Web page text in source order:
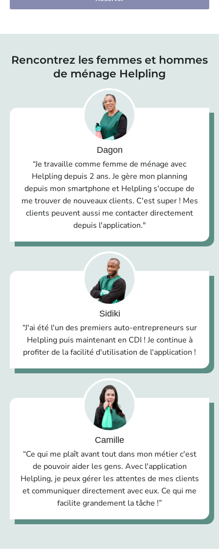
Rencontrez les femmes et hommes
de ménage Helpling
Dagon
“Je travaille comme femme de ménage avec
Helpling depuis 2 ans. Je gère mon planning
depuis mon smartphone et Helpling s'occupe de
me trouver de nouveaux clients. C'est super ! Mes
clients peuvent aussi me contacter directement
depuis l'application."
Sidiki
“J'ai été l'un des premiers auto-entrepreneurs sur
Helpling puis maintenant en CDI ! Je continue à
profiter de la facilité d'utilisation de l'application !
Camille
“Ce qui me plaît avant tout dans mon métier c'est
de pouvoir aider les gens. Avec l'application
Helpling, je peux gérer les attentes de mes clients
et communiquer directement avec eux. Ce qui me
facilite grandement la tâche !”